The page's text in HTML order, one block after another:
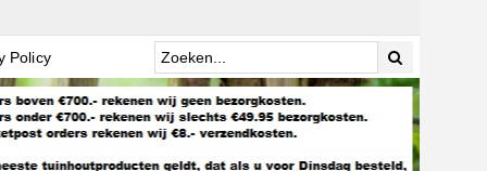
Policy